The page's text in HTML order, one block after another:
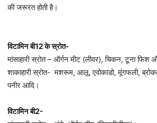
की जरूरत होती है।
विटामिन बी12 के स्रोत-
मांसाहारी स्रोत – ऑर्गन मीट (लीवर), चिकन, टूना फिश
शाकाहारी स्रोत- मशरूम, आलू, एवोकाडो, मूंगफली,
पनीर आदि।
विटामिन बी2-